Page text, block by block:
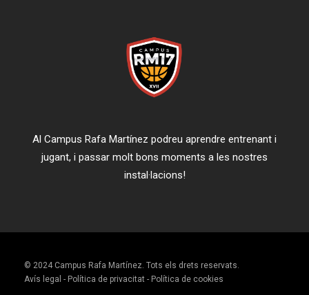
Al Campus Rafa Martínez podreu aprendre entrenant i
jugant, i passar molt bons moments a les nostres
instal·lacions!
© 2024 Campus Rafa Martínez. Tots els drets reservats.
Avís legal - Política de privacitat - Política de cookies